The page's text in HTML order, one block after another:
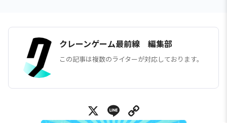
クレーンゲーム最前線 編集部
この記事は複数のライターが対応しております。
X Line